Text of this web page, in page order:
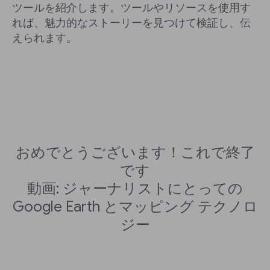
ツールを紹介します。ツールやリソースを使用す
れば、魅力的なストーリーを見つけて検証し、伝
えられます。
おめでとうございます！これで終了
です
動画: ジャーナリストにとっての
Google Earth とマッピング テクノロ
ジー